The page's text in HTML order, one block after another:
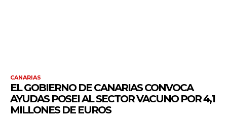
CANARIAS
EL GOBIERNO DE CANARIAS CONVOCA
AYUDAS POSEI AL SECTOR VACUNO POR 4,1
MILLONES DE EUROS